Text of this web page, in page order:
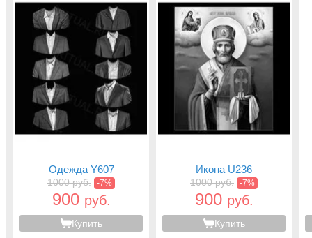
Одежда Y607
1000 руб. -7%
900 руб.
Купить
Икона U236
1000 руб. -7%
900 руб.
Купить